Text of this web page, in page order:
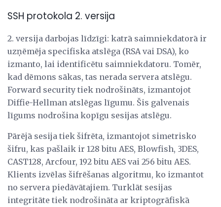
SSH protokola 2. versija
2. versija darbojas līdzīgi: katrā saimniekdatorā ir
uzņēmēja specifiska atslēga (RSA vai DSA), ko
izmanto, lai identificētu saimniekdatoru. Tomēr,
kad dēmons sākas, tas nerada servera atslēgu.
Forward security tiek nodrošināts, izmantojot
Diffie-Hellman atslēgas līgumu. Šis galvenais
līgums nodrošina kopīgu sesijas atslēgu.
Pārējā sesija tiek šifrēta, izmantojot simetrisko
šifru, kas pašlaik ir 128 bitu AES, Blowfish, 3DES,
CAST128, Arcfour, 192 bitu AES vai 256 bitu AES.
Klients izvēlas šifrēšanas algoritmu, ko izmantot
no servera piedāvātajiem. Turklāt sesijas
integritāte tiek nodrošināta ar kriptogrāfiskā